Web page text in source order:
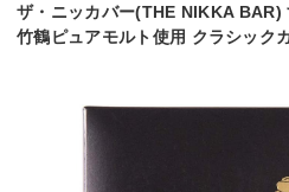
ザ・ニッカバー(THE NIKKA
竹鶴ピュアモルト使用 クラシック